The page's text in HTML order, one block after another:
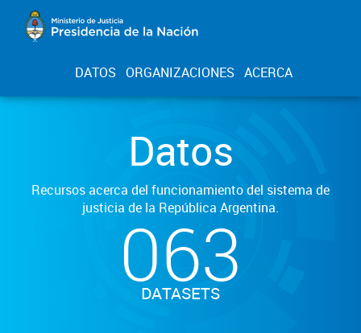
DATOS ORGANIZACIONES ACERCA
Datos
Recursos acerca del funcionamiento del sistema de
justicia de la República Argentina.
063
DATASETS